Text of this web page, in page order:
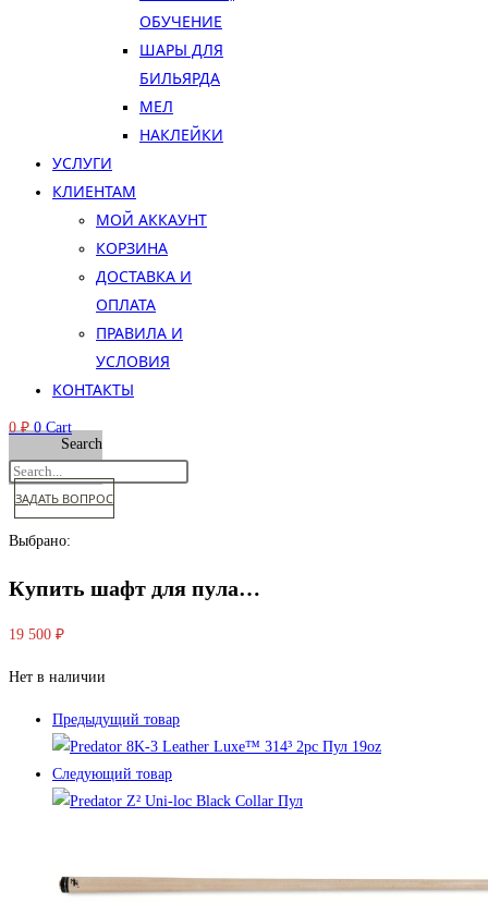
ОБУЧЕНИЕ
ШАРЫ ДЛЯ
БИЛЬЯРДА
МЕЛ
НАКЛЕЙКИ
УСЛУГИ
КЛИЕНТАМ
МОЙ АККАУНТ
КОРЗИНА
ДОСТАВКА И
ОПЛАТА
ПРАВИЛА И
УСЛОВИЯ
КОНТАКТЫ
0₽ 0 Cart
Search
ЗАДАТЬ ВОПРОС
Выбрано:
Купить шафт для пула…
19 500 ₽
Нет в наличии
Предыдущий товар
Следующий товар